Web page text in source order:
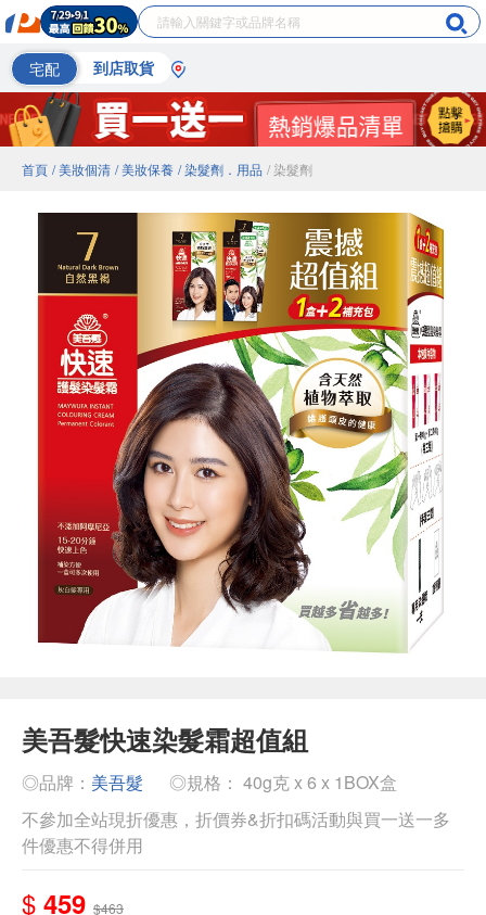
宅配 到店取貨
首頁 / 美妝個清 / 美妝保養 / 染髮劑．用品 / 染髮劑
美吾髮快速染髮霜超值組
◎品牌： 美吾髮
◎規格： 40g克 x 6 x 1BOX盒
不參加全站現折優惠，折價券&折扣碼活動與買一送一多
件優惠不得併用
$ 459 $463